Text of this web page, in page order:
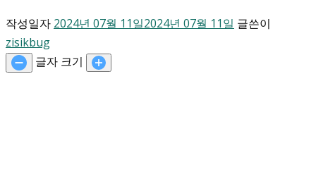
작성일자 2024년 07월 11일2024년 07월 11일 글쓴이
zisikbug
글자 크기